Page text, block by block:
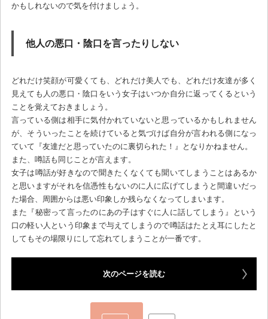
かもしれないので気を付けましょう。
他人の悪口・陰口を言ったりしない
どれだけ笑顔が可愛くても、どれだけ美人でも、どれだけ友達が多く
見えても人の悪口・陰口をいう女子はいつか自分に返ってくるという
ことを覚えておきましょう。
言っている側は相手に気付かれていないと思っているかもしれません
が、そういったことを続けていると気づけば自分が言われる側になっ
ていて『友達だと思っていたのに裏切られた！』となりかねません。
また、噂話も同じことが言えます。
女子は噂話が好きなので聞きたくなくても聞いてしまうことはあるか
と思いますがそれを信憑性もないのに人に広げてしまうと間違いだっ
た場合、周囲からは悪い印象しか残らなくなってしまいます。
また『秘密って言ったのにあの子はすぐに人に話してしまう』という
口の軽い人という印象まで与えてしまうので噂話はたとえ耳にしたと
してもその場限りにして忘れてしまうことが一番です。
次のページを読む